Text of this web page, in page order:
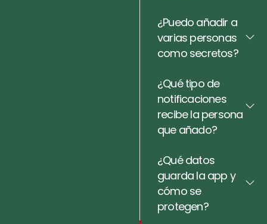
¿Puedo añadir a
varias personas
como secretos?
¿Qué tipo de
notificaciones
recibe la persona
que añado?
¿Qué datos
guarda la app y
cómo se
protegen?